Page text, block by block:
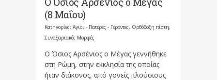
(8 Μαΐου)
Κατηγορίες: Άγιοι - Πατέρες - Γέροντες, Ορθόδοξη πίστη,
Συναξαριακές Μορφές
Ο Όσιος Αρσένιος ο Μέγας γεννήθηκε
στη Ρώμη, στην εκκλησία της οποίας
ήταν διάκονος, από γονείς πλούσιους